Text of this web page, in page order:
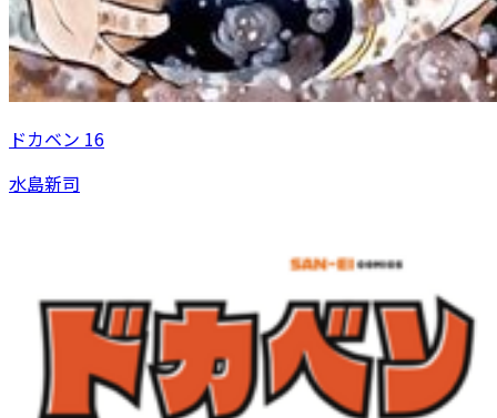
ドカベン 16
水島新司